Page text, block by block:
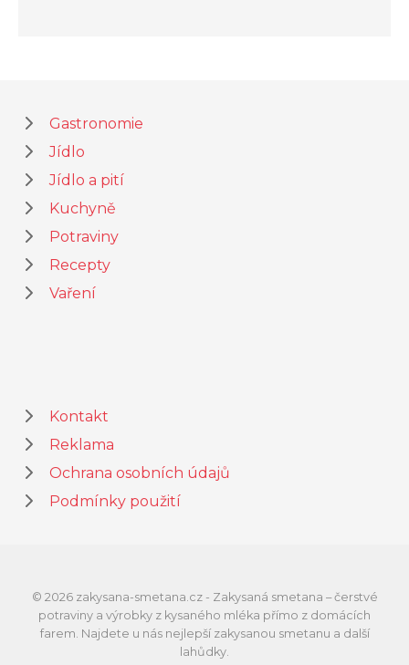
Gastronomie
Jídlo
Jídlo a pití
Kuchyně
Potraviny
Recepty
Vaření
Kontakt
Reklama
Ochrana osobních údajů
Podmínky použití
© 2026 zakysana-smetana.cz - Zakysaná smetana – čerstvé
potraviny a výrobky z kysaného mléka přímo z domácích
farem. Najdete u nás nejlepší zakysanou smetanu a další
lahůdky.